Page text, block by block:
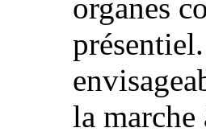
organes
la marche